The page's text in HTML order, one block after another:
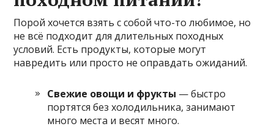
Порой хочется взять с собой что-то любимое, но
не всё подходит для длительных походных
условий. Есть продукты, которые могут
навредить или просто не оправдать ожиданий.
Свежие овощи и фрукты — быстро
портятся без холодильника, занимают
много места и весят много.